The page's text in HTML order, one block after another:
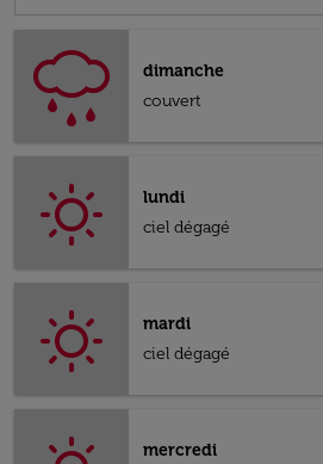
dimanche
couvert
lundi
ciel dégagé
mardi
ciel dégagé
mercredi